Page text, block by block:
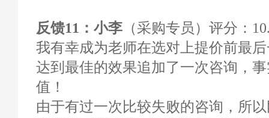
反馈11：小李 （采购专员）评分：
我有幸成为老师在选对上提价前最
达到最佳的效果追加了一次咨询，
值！
由于有过一次比较失败的咨询，所